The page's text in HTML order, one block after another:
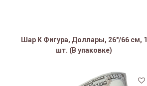
Шар К Фигура, Доллары, 26"/66 см, 1
шт. (В упаковке)